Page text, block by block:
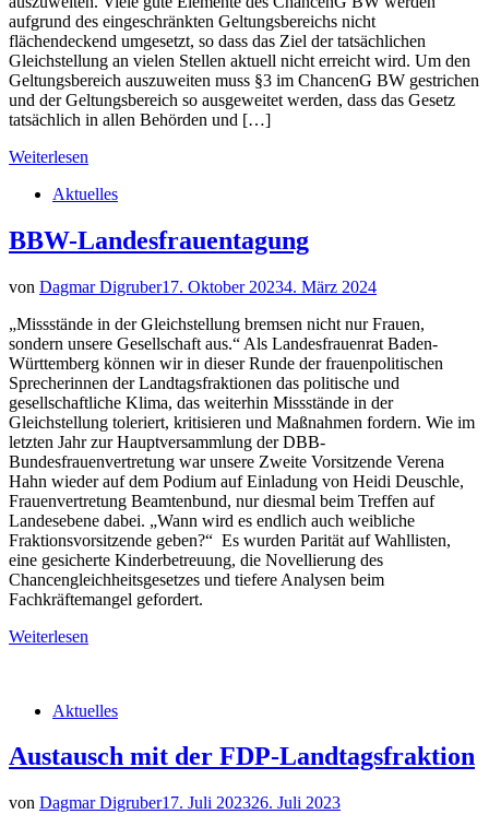
aufgrund des eingeschränkten Geltungsbereichs nicht
flächendeckend umgesetzt, so dass das Ziel der tatsächlichen
Gleichstellung an vielen Stellen aktuell nicht erreicht wird. Um den
Geltungsbereich auszuweiten muss §3 im ChancenG BW gestrichen
und der Geltungsbereich so ausgeweitet werden, dass das Gesetz
tatsächlich in allen Behörden und […]
Weiterlesen
Aktuelles
BBW-Landesfrauentagung
von Dagmar Digruber17. Oktober 20234. März 2024
„Missstände in der Gleichstellung bremsen nicht nur Frauen,
sondern unsere Gesellschaft aus.“ Als Landesfrauenrat Baden-
Württemberg können wir in dieser Runde der frauenpolitischen
Sprecherinnen der Landtagsfraktionen das politische und
gesellschaftliche Klima, das weiterhin Missstände in der
Gleichstellung toleriert, kritisieren und Maßnahmen fordern. Wie im
letzten Jahr zur Hauptversammlung der DBB-
Bundesfrauenvertretung war unsere Zweite Vorsitzende Verena
Hahn wieder auf dem Podium auf Einladung von Heidi Deuschle,
Frauenvertretung Beamtenbund, nur diesmal beim Treffen auf
Landesebene dabei. „Wann wird es endlich auch weibliche
Fraktionsvorsitzende geben?“ Es wurden Parität auf Wahllisten,
eine gesicherte Kinderbetreuung, die Novellierung des
Chancengleichheitsgesetzes und tiefere Analysen beim
Fachkräftemangel gefordert.
Weiterlesen
Aktuelles
Austausch mit der FDP-Landtagsfraktion
von Dagmar Digruber17. Juli 202326. Juli 2023